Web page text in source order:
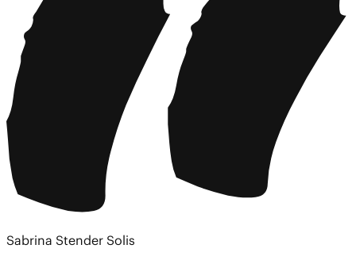
Sabrina Stender Solis